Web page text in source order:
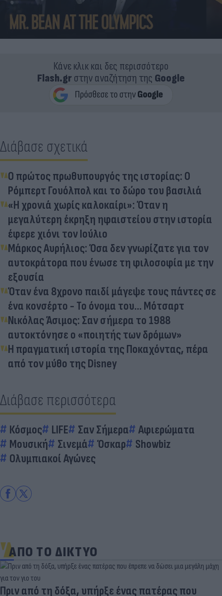
Κάνε κλικ και δες περισσότερο
Flash.grστην αναζήτηση της Google
Διάβασε σχετικά
Ο πρώτος πρωθυπουργός της ιστορίας: Ο
Ρόμπερτ Γουόλπολ και το δώρο του βασιλιά
«Η χρονιά χωρίς καλοκαίρι»: Όταν η
μεγαλύτερη έκρηξη ηφαιστείου στην ιστορία
έφερε χιόνι τον Ιούλιο
Μάρκος Αυρήλιος: Όσα δεν γνωρίζατε για τον
αυτοκράτορα που ένωσε τη φιλοσοφία με την
εξουσία
Όταν ένα 8χρονο παιδί μάγεψε τους πάντες σε
ένα κονσέρτο - Το όνομα του... Μότσαρτ
Νικόλας Άσιμος: Σαν σήμερα το 1988
αυτοκτόνησε ο «ποιητής των δρόμων»
Η πραγματική ιστορία της Ποκαχόντας, πέρα
από τον μύθο της Disney
Διάβασε περισσότερα
Κόσμος LIFE Σαν Σήμερα
Αφιερώματα
Μουσική
Σινεμά Όσκαρ
Showbiz
Ολυμπιακοί Αγώνες
ΑΠΟ ΤΟ ΔΙΚΤΥΟ
Πριν από τη δόξα, υπήρξε ένας πατέρας που